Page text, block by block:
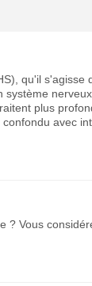
qu'il
plus
avec
? Vous